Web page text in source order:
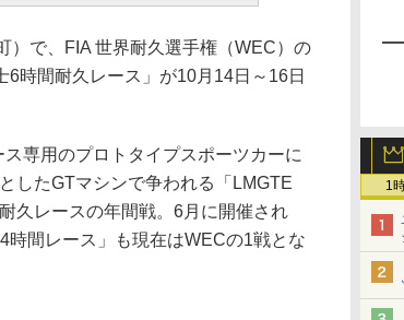
1
で、FIA 世界耐久選手権（WEC）の
時間耐久レース」が10月14日～16日
専用のプロトタイプスポーツカーに
したGTマシンで争われる「LMGTE
久レースの年間戦。6月に開催され
時間レース」も現在はWECの1戦とな